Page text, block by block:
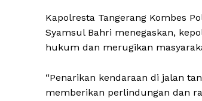
Kapolresta Tangerang Kombes
Syamsul Bahri menegaskan,
hukum dan merugikan
“Penarikan kendaraan di jalan
memberikan perlindungan dan